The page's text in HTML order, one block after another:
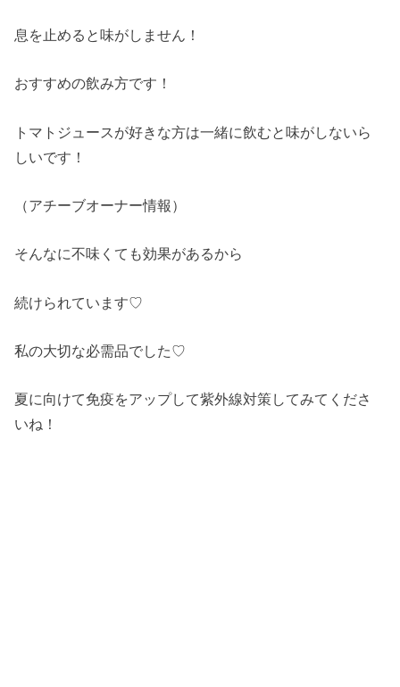
息を止めると味がしません！
おすすめの飲み方です！
トマトジュースが好きな方は一緒に飲むと味がしないら
しいです！
（アチーブオーナー情報）
そんなに不味くても効果があるから
続けられています♡
私の大切な必需品でした♡
夏に向けて免疫をアップして紫外線対策してみてくださ
いね！